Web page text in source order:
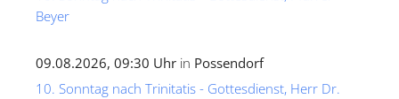
Beyer
09.08.2026, 09:30 Uhr in Possendorf
10. Sonntag nach Trinitatis - Gottesdienst, Herr Dr.